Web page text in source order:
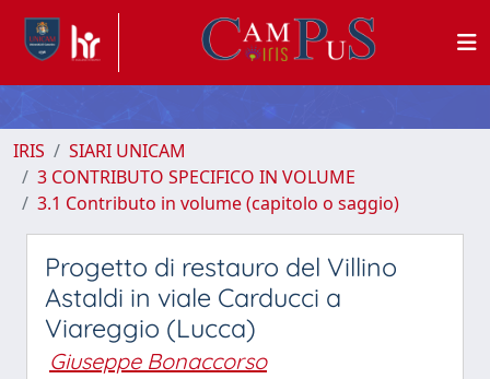
IRIS
SIARI UNICAM
3 CONTRIBUTO SPECIFICO IN VOLUME
3.1 Contributo in volume (capitolo o saggio)
Progetto di restauro del Villino
Astaldi in viale Carducci a
Viareggio (Lucca)
Giuseppe Bonaccorso